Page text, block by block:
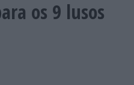
os 9 lusos